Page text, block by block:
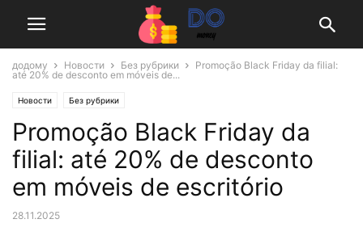
додому Новости Без рубрики
Promoção Black Friday da filial:
até 20% de desconto em móveis de...
Новости Без рубрики
Promoção Black Friday da
filial: até 20% de desconto
em móveis de escritório
28.11.2025